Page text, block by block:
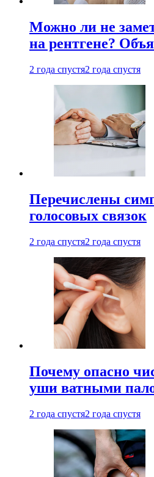
Можно ли не
на рентгене?
2 года спустя2 года спустя
Перечислены
голосовых связок
2 года спустя2 года спустя
Почему опасно
уши ватными
2 года спустя2 года спустя